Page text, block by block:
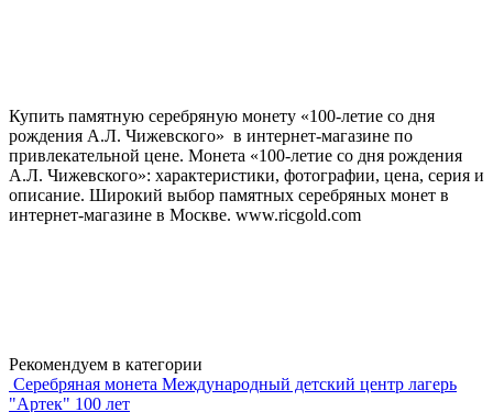
Купить памятную серебряную монету «100-летие со дня
рождения А.Л. Чижевского» в интернет-магазине по
привлекательной цене. Монета «100-летие со дня рождения
А.Л. Чижевского»: характеристики, фотографии, цена, серия и
описание. Широкий выбор памятных серебряных монет в
интернет-магазине в Москве. www.ricgold.com
Рекомендуем в категории
Серебряная монета Международный детский центр лагерь
"Артек" 100 лет